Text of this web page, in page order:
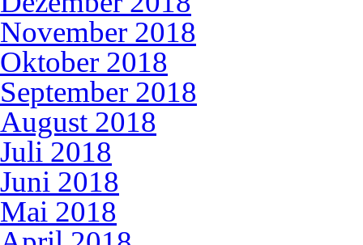
November 2018
Oktober 2018
September 2018
August 2018
Juli 2018
Juni 2018
Mai 2018